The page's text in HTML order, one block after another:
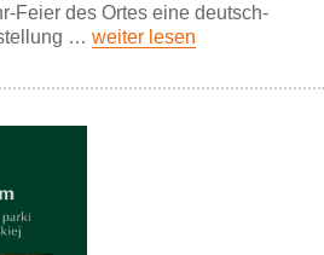
Feier des Ortes eine deutsch-
…weiter lesen